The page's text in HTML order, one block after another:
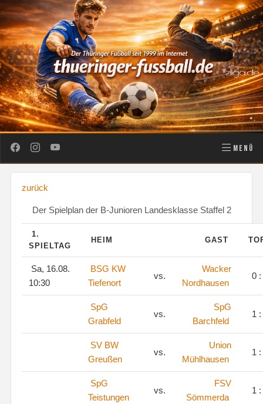
MENÜ
zurück
Der Spielplan der B-Junioren Landesklasse Staffel 2
1.
SPIELTAG
HEIM GAST
Sa, 16.08.
10:30
BSG KW
Tiefenort
vs.
Wacker
Nordhausen
0
SpG
Grabfeld
vs.
SpG
Barchfeld
1
SV BW
Greußen
vs.
Union
Mühlhausen
1
SpG
Teistungen
vs.
FSV
Sömmerda
1